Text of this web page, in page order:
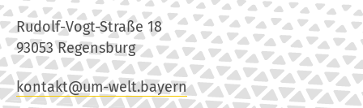
Rudolf-Vogt-Straße 18
93053 Regensburg
kontakt@um-welt.bayern